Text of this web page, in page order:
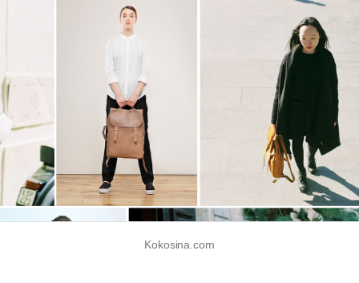
Kokosina.com